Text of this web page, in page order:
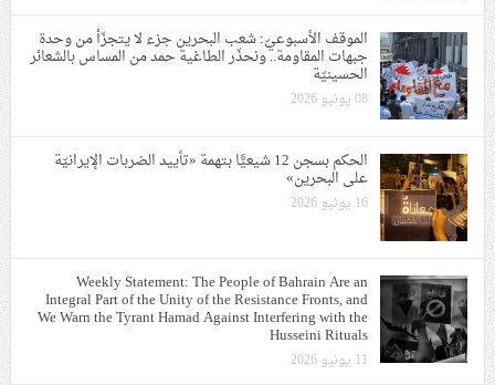
الموقف الأسبوعيّ: شعب البحرين جزء لا يتجزّأ من وحدة
جبهات المقاومة.. ونحذّر الطاغية حمد من المساس بالشعائر
الحسينيّة
08 يونيو 2026
الحكم بسجن 12 شيعيًّا بتهمة «تأييد الضربات الإيرانيّة
على البحرين»
16 يونيو 2026
Weekly Statement: The People of Bahrain Are an
Integral Part of the Unity of the Resistance Fronts, and
We Warn the Tyrant Hamad Against Interfering with the
Husseini Rituals
11 يونيو 2026